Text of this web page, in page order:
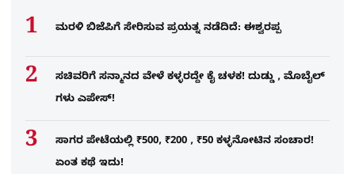
ಮರಳಿ ಬಿಜೆಪಿಗೆ ಸೇರಿಸುವ ಪ್ರಯತ್ನ ನಡೆದಿದೆ: ಈಶ್ವರಪ್ಪ
ಸಚಿವರಿಗೆ ಸನ್ಮಾನದ ವೇಳೆ ಕಳ್ಳರದ್ದೇ ಕೈ ಚಳಕ! ದುಡ್ಡು , ಮೊಬೈಲ್​
ಗಳು ಎಪೇಸ್!
ಸಾಗರ ಪೇಟೆಯಲ್ಲಿ ₹500, ₹200 , ₹50 ಕಳ್ಳನೋಟಿನ ಸಂಚಾರ!
ಏಂತ ಕಥೆ ಇದು!